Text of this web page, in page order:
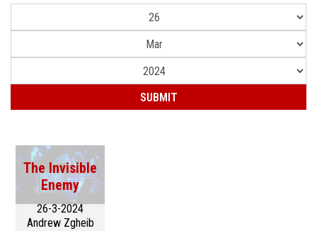
The Invisible
Enemy
26-3-2024
Andrew Zgheib